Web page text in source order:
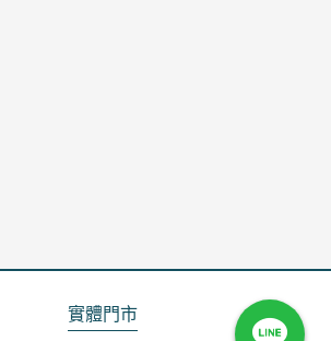
實體門市